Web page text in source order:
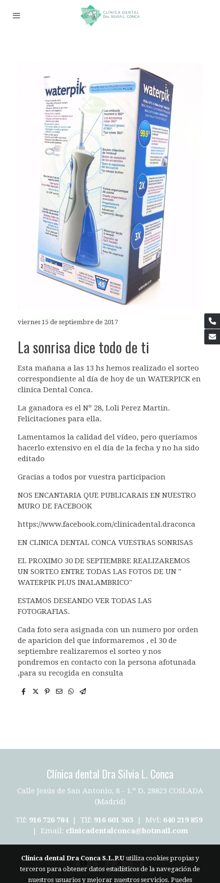
viernes 15 de septiembre de 2017
La sonrisa dice todo de ti
Esta mañana a las 13 hs hemos realizado el sorteo
correspondiente al día de hoy de un WATERPICK en
clinica Dental Conca.
La ganadora es el Nº 28, Loli Perez Martin.
Felicitaciones para ella.
Lamentamos la calidad del vídeo, pero queríamos
hacerlo extensivo en el día de la fecha y no ha sido
editado
Gracias a todos por vuestra participacion
NOS ENCANTARIA QUE PUBLICARAIS EN NUESTRO
MURO DE FACEBOOK
https://www.facebook.com/clinicadental.draconca
EN CLINICA DENTAL CONCA VUESTRAS SONRISAS
EL PROXIMO 30 DE SEPTIEMBRE REALIZAREMOS
UN SORTEO ENTRE TODAS LAS FOTOS DE UN "
WATERPIK PLUS INALAMBRICO"
ESTAMOS DESEANDO VER TODAS LAS
FOTOGRAFIAS.
Cada foto sera asignada con un numero por orden
de aparicion del que informaremos , el 30 de
septiembre realizaremos el sorteo y nos
pondremos en contacto con la persona afotunada
,para su recogida en consulta
Clínica dental Dra Silvia L. Conca
Calle Jesús de San Antonio, 8 - 1.º D. 28823 COSLADA
(Madrid)
Tlf: 916 726 784| Tlf: 916 601 363 | Mvl: 640 219 859
| Email: clinicadentalconca@hotmail.com
Aviso legal
Clinica dental Dra Conca S.L.P.Uutiliza cookies propias y
terceros para obtener datos estadísticos de la navegación de
nuestros usuarios y mejorar nuestros servicios. Puedes